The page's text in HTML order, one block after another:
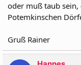
oder muß taub
Potemkinschen
Gruß Rainer